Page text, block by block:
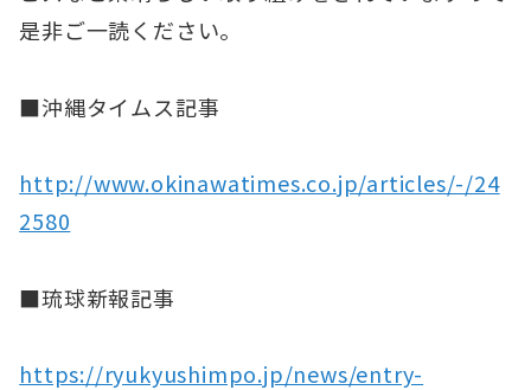
是非ご一読ください。
■沖縄タイムス記事
http://www.okinawatimes.co.jp/articles/-/24
2580
■琉球新報記事
https://ryukyushimpo.jp/news/entry-